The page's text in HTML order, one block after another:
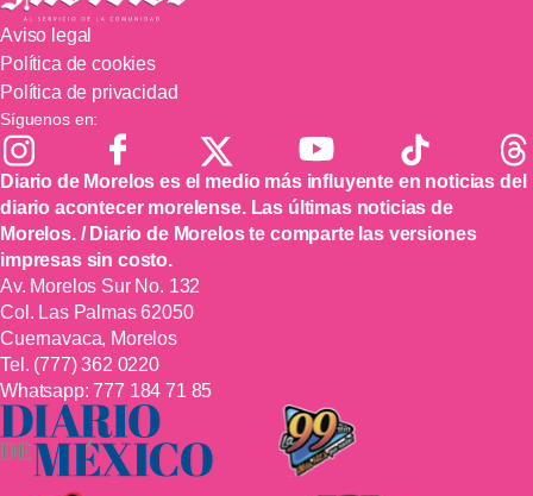
Aviso legal
Política de cookies
Política de privacidad
Síguenos en:
Diario de Morelos es el medio más influyente en noticias del
diario acontecer morelense. Las últimas noticias de
Morelos. / Diario de Morelos te comparte las versiones
impresas sin costo.
Av. Morelos Sur No. 132
Col. Las Palmas 62050
Cuernavaca, Morelos
Tel. (777) 362 0220
Whatsapp:777 184 71 85